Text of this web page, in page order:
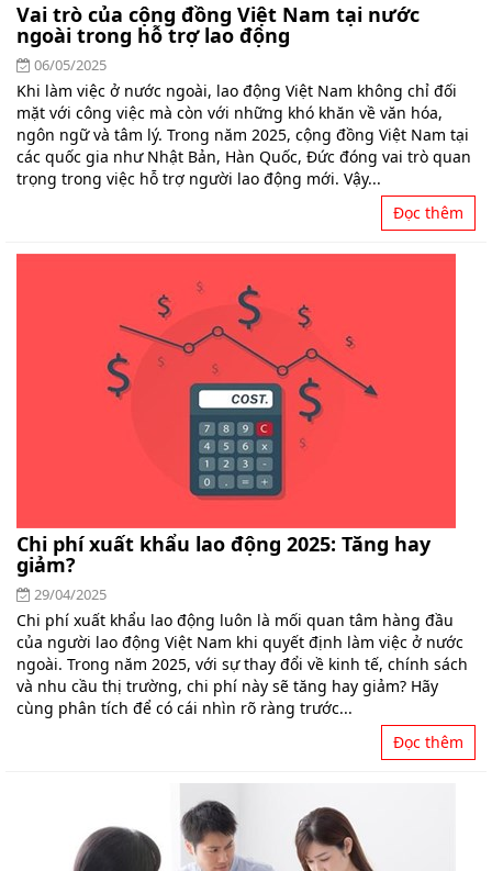
Vai trò của cộng đồng Việt Nam tại nước
ngoài trong hỗ trợ lao động
06/05/2025
Khi làm việc ở nước ngoài, lao động Việt Nam không chỉ đối
mặt với công việc mà còn với những khó khăn về văn hóa,
ngôn ngữ và tâm lý. Trong năm 2025, cộng đồng Việt Nam tại
các quốc gia như Nhật Bản, Hàn Quốc, Đức đóng vai trò quan
trọng trong việc hỗ trợ người lao động mới. Vậy...
Đọc thêm
Chi phí xuất khẩu lao động 2025: Tăng hay
giảm?
29/04/2025
Chi phí xuất khẩu lao động luôn là mối quan tâm hàng đầu
của người lao động Việt Nam khi quyết định làm việc ở nước
ngoài. Trong năm 2025, với sự thay đổi về kinh tế, chính sách
và nhu cầu thị trường, chi phí này sẽ tăng hay giảm? Hãy
cùng phân tích để có cái nhìn rõ ràng trước...
Đọc thêm